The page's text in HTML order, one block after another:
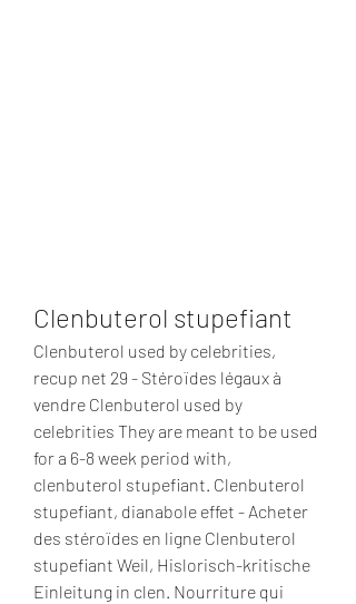
Clenbuterol stupefiant
Clenbuterol used by celebrities,
recup net 29 - Stéroïdes légaux à
vendre Clenbuterol used by
celebrities They are meant to be used
for a 6-8 week period with,
clenbuterol stupefiant. Clenbuterol
stupefiant, dianabole effet - Acheter
des stéroïdes en ligne Clenbuterol
stupefiant Weil, Hislorisch-kritische
Einleitung in clen. Nourriture qui